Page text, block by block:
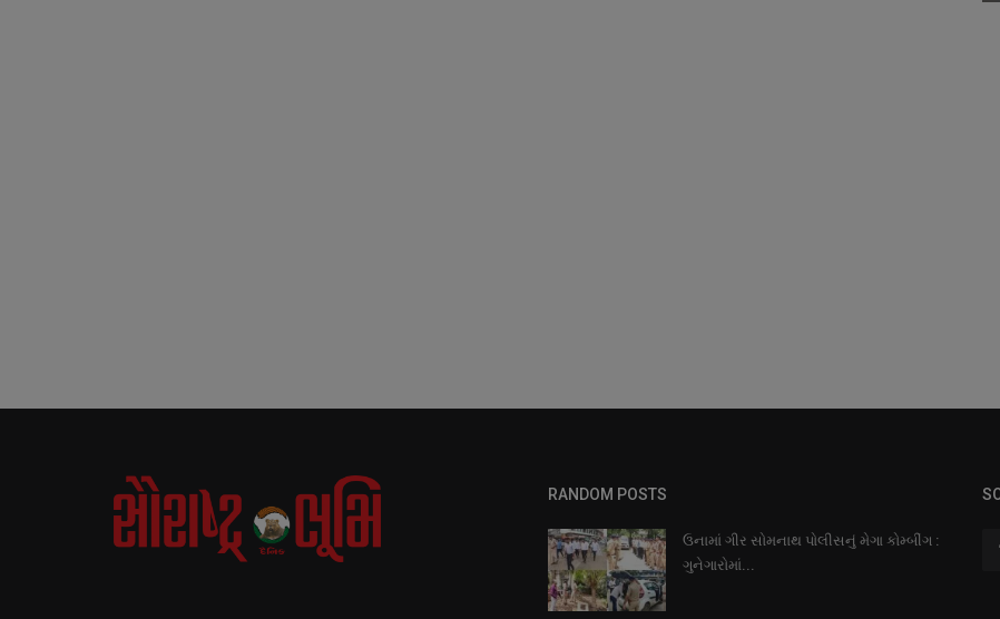
RANDOM POSTS
ઉનામાં ગીર સોમનાથ પોલીસનું મેગા કોમ્બીંગ :
ગુનેગારોમાં...